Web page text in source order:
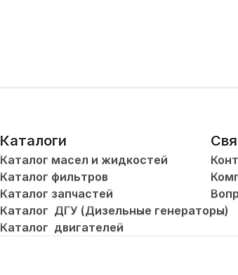
Каталоги
Каталог масел и жидкостей
Каталог фильтров
Каталог запчастей
Каталог  ДГУ (Дизельные генераторы)
Каталог  двигателей